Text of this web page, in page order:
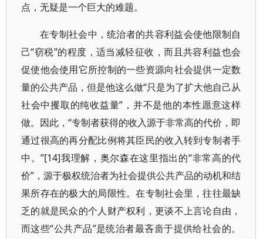
点，无疑是一个巨大的难题。
在专制社会中，统治者的共容利益会使他限制自
己“窃税”的程度，适当减轻征收，而且共容利益也会
促使他会使用它所控制的一些资源向社会提供一定数
量的公共产品，但是他这么做“只是为了扩大他自己从
社会中攫取的纯收益量”，并不是他的本性愿意这样
做。因此，“专制者获得的收入源于非常高的代价，即
通过很高的再分配比例将其臣民的收入转到专制者手
中。”[14]我理解，奥尔森在这里指出的“非常高的代
价”，源于极权统治者为社会提供公共产品的动机和结
果所存在的极大的局限性。在专制社会里，往往最缺
乏的就是民众的个人财产权利，更谈不上言论自由，
而这些“公共产品”是统治者最吝啬于提供给社会的。